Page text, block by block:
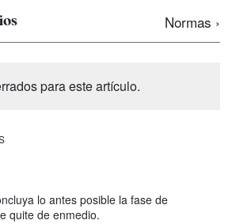
Normas ›
para este artículo.
lo antes posible la fase de
quite de enmedio.